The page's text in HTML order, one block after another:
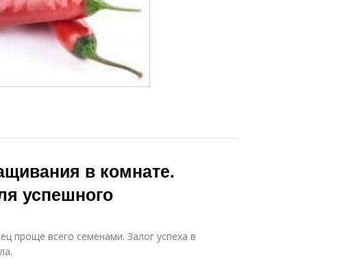
в комнате.
успешного
проще всего семенами. Залог успеха в